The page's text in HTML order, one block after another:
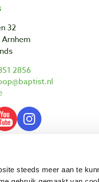
steeds meer aan te
32
2856